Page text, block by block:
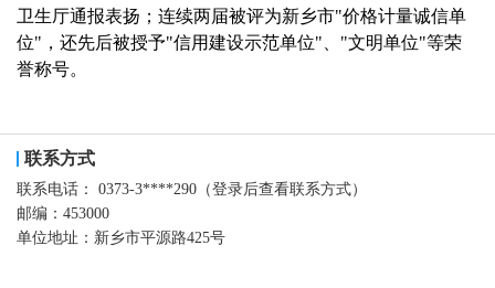
卫生厅通报表扬；连续两届被评为新乡市"价格计量诚信单
位"，还先后被授予"信用建设示范单位"、"文明单位"等荣
誉称号。
联系方式
联系电话：
0373-3****290（登录后查看联系方式）
邮编： 453000
单位地址： 新乡市平源路425号